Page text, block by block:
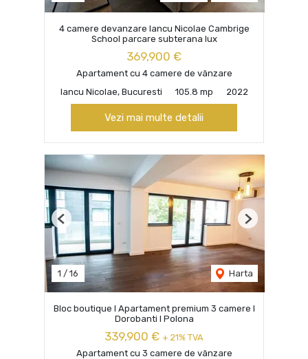
4 camere devanzare Iancu Nicolae Cambrige
School parcare subterana lux
369,900 €
Apartament cu 4 camere de vânzare
Iancu Nicolae, Bucuresti
105.8 mp 2022
Vezi mai multe detalii
1 / 16 Harta
Previous Next
Bloc boutique I Apartament premium 3 camere I
Dorobanti I Polona
339,900 € + 21% TVA
Apartament cu 3 camere de vânzare